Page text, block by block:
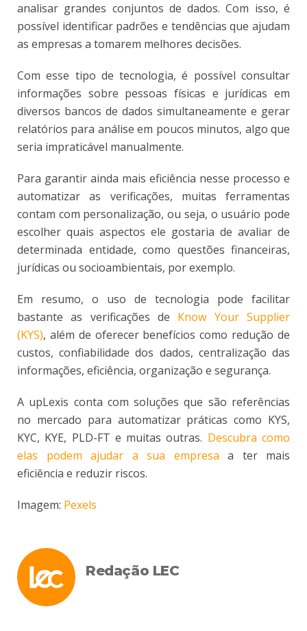
analisar grandes conjuntos de dados. Com isso, é
possível identificar padrões e tendências que ajudam
as empresas a tomarem melhores decisões.
Com esse tipo de tecnologia, é possível consultar
informações sobre pessoas físicas e jurídicas em
diversos bancos de dados simultaneamente e gerar
relatórios para análise em poucos minutos, algo que
seria impraticável manualmente.
Para garantir ainda mais eficiência nesse processo e
automatizar as verificações, muitas ferramentas
contam com personalização, ou seja, o usuário pode
escolher quais aspectos ele gostaria de avaliar de
determinada entidade, como questões financeiras,
jurídicas ou socioambientais, por exemplo.
Em resumo, o uso de tecnologia pode facilitar
bastante as verificações de Know Your Supplier
(KYS), além de oferecer benefícios como redução de
custos, confiabilidade dos dados, centralização das
informações, eficiência, organização e segurança.
A upLexis conta com soluções que são referências
no mercado para automatizar práticas como KYS,
KYC, KYE, PLD-FT e muitas outras. Descubra como
elas podem ajudar a sua empresa a ter mais
eficiência e reduzir riscos.
Imagem: Pexels
Redação LEC